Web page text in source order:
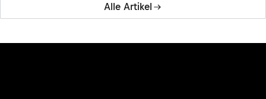
Alle Artikel